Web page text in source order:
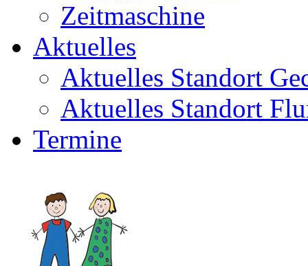
Zeitmaschine
Aktuelles
Aktuelles Standort
Aktuelles Standort
Termine